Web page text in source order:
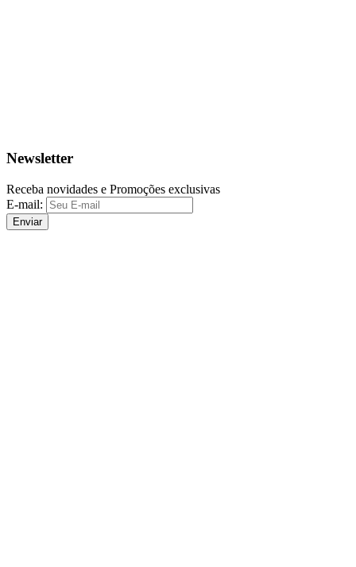
Newsletter
Receba novidades e Promoções exclusivas
E-mail:
Enviar